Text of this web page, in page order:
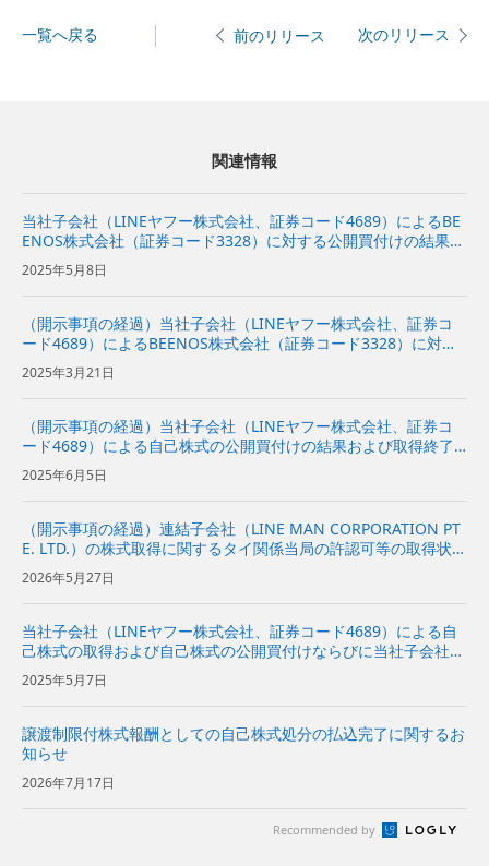
一覧へ戻る 前のリリース 次のリリース
関連情報
当社子会社（LINEヤフー株式会社、証券コード4689）によるBE
ENOS株式会社（証券コード3328）に対する公開買付けの結果に
関するお知らせ
2025年5月8日
（開示事項の経過）当社子会社（LINEヤフー株式会社、証券コ
ード4689）によるBEENOS株式会社（証券コード3328）に対す
る公開買付けの開始に関するお知らせ
2025年3月21日
（開示事項の経過）当社子会社（LINEヤフー株式会社、証券コ
ード4689）による自己株式の公開買付けの結果および取得終了
に関するお知らせ
2025年6月5日
（開示事項の経過）連結子会社（LINE MAN CORPORATION PT
E. LTD.）の株式取得に関するタイ関係当局の許認可等の取得状況
および今後の見通しに関するお知らせ
2026年5月27日
当社子会社（LINEヤフー株式会社、証券コード4689）による自
己株式の取得および自己株式の公開買付けならびに当社子会社
（Aホールディングス株式会社）による応募に関するお知らせ
2025年5月7日
譲渡制限付株式報酬としての自己株式処分の払込完了に関するお
知らせ
2026年7月17日
Recommended by